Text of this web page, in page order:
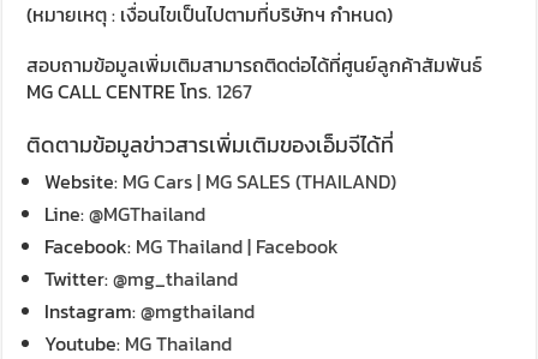
(หมายเหตุ : เงื่อนไขเป็นไปตามที่บริษัทฯ กำหนด)
สอบถามข้อมูลเพิ่มเติมสามารถติดต่อได้ที่ศูนย์ลูกค้าสัมพันธ์
MG CALL CENTRE โทร.1267
ติดตามข้อมูลข่าวสารเพิ่มเติมของเอ็มจีได้ที่
Website: MG Cars | MG SALES (THAILAND)
Line:@MGThailand
Facebook: MG Thailand | Facebook
Twitter:@mg_thailand
Instagram:@mgthailand
Youtube: MG Thailand